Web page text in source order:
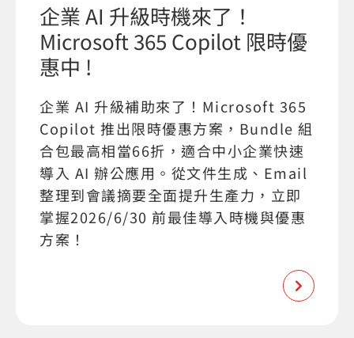
企業 AI 升級時機來了！
Microsoft 365 Copilot 限時優
惠中 !
企業 AI 升級補助來了！Microsoft 365
Copilot 推出限時優惠方案，Bundle 組
合包最高相當66折，適合中小企業快速
導入 AI 辦公應用。從文件生成、Email
整理到會議摘要全面提升生產力，立即
掌握2026/6/30 前最佳導入時機與優惠
方案！